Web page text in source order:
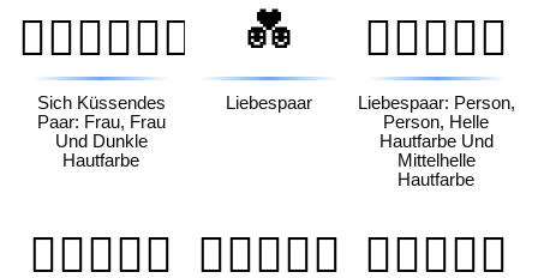
👩🏿‍❤️‍💋‍👩🏿
Sich Küssendes
Paar: Frau, Frau
Und Dunkle
Hautfarbe
💑
Liebespaar
🧑🏻‍❤️‍🧑🏼
Liebespaar: Person,
Person, Helle
Hautfarbe Und
Mittelhelle
Hautfarbe
🧑🏻‍❤️‍🧑🏽 🧑🏻‍❤️‍🧑🏾 🧑🏻‍❤️‍🧑🏿